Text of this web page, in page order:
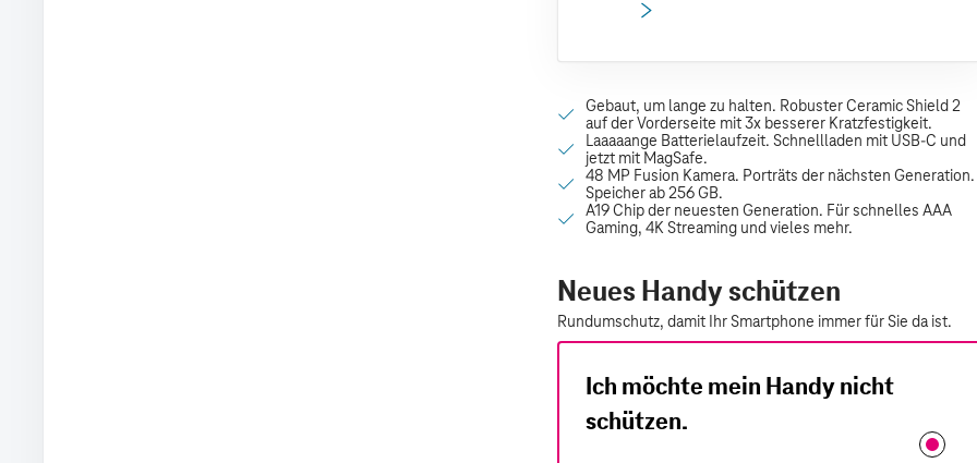
Neues Handy schützen
Rundumschutz, damit Ihr Smartphone immer für Sie da ist.
Ich möchte mein Handy nicht
schützen.